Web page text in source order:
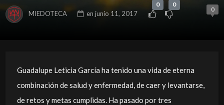
MIEDOTECA en junio 11, 2017
0 0
0
Guadalupe Leticia García ha tenido una vida de eterna
combinación de salud y enfermedad, de caer y levantarse,
de retos y metas cumplidas. Ha pasado por tres